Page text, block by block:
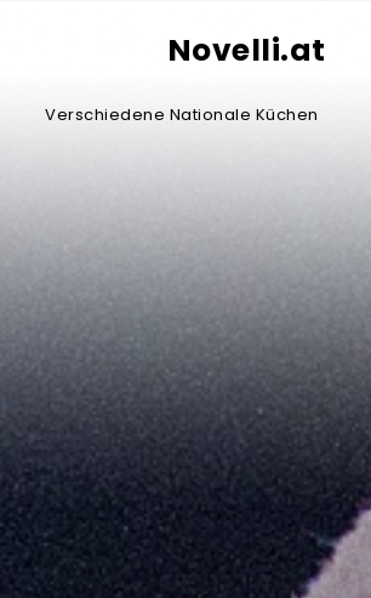
Novelli.at
Verschiedene Nationale Küchen